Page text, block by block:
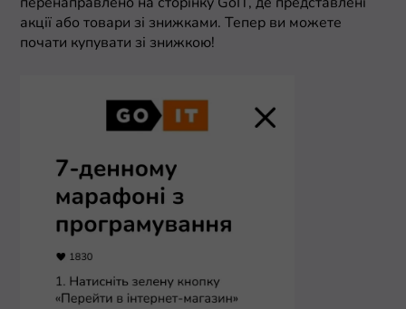
перенаправлено на сторінку GoIT, де представлені
акції або товари зі знижками. Тепер ви можете
почати купувати зі знижкою!